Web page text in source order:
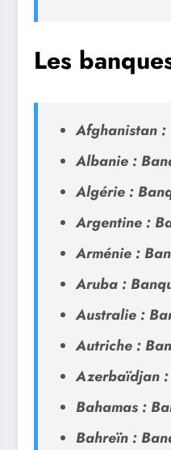
Les
Afghanistan :
Albanie :
Algérie :
Argentine :
Arménie :
Aruba :
Australie :
Autriche :
Azerbaïdjan :
Bahamas :
Bahreïn :